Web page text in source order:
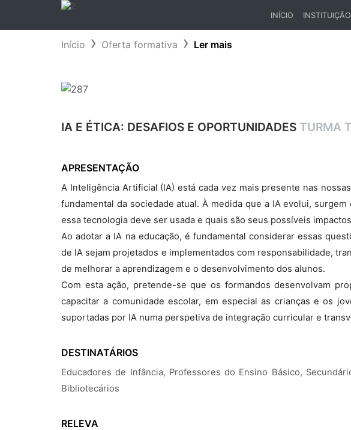
INÍCIO
INSTITUIÇÃO
Início Oferta formativa Ler mais
IA E ÉTICA: DESAFIOS E OPORTUNIDADES TURMA
APRESENTAÇÃO
A Inteligência Artificial (IA) está cada vez mais presente nas
fundamental da sociedade atual. À medida que a IA evolui,
essa tecnologia deve ser usada e quais são seus possíveis
Ao adotar a IA na educação, é fundamental considerar essas
de IA sejam projetados e implementados com responsabilidade,
de melhorar a aprendizagem e o desenvolvimento dos alunos.
Com esta ação, pretende-se que os formandos desenvolvam
capacitar a comunidade escolar, em especial as crianças e os
suportadas por IA numa perspetiva de integração curricular e
DESTINATÁRIOS
Educadores de Infância, Professores do Ensino Básico,
Bibliotecários
RELEVA